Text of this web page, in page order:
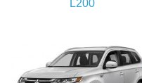
L200